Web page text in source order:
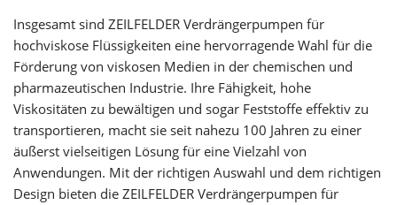
Insgesamt sind ZEILFELDER Verdrängerpumpen für
hochviskose Flüssigkeiten eine hervorragende Wahl für die
Förderung von viskosen Medien in der chemischen und
pharmazeutischen Industrie. Ihre Fähigkeit, hohe
Viskositäten zu bewältigen und sogar Feststoffe effektiv zu
transportieren, macht sie seit nahezu 100 Jahren zu einer
äußerst vielseitigen Lösung für eine Vielzahl von
Anwendungen. Mit der richtigen Auswahl und dem richtigen
Design bieten die ZEILFELDER Verdrängerpumpen für